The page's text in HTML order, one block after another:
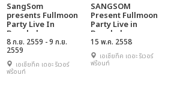
SangSom
presents Fullmoon
Party Live In
Bangkok
8 ก.ย. 2559 - 9 ก.ย.
2559
เอเชียทีค เดอะ ริเวอร์
ฟร้อนท์
SANGSOM
Present Fullmoon
Party Live in
Bangkok
15 พ.ค. 2558
เอเชียทีค เดอะ ริเวอร์
ฟร้อนท์